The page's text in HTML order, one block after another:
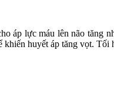
áp lực máu lên não tăng
huyết áp tăng vọt.